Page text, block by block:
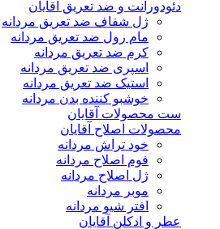
دئودورانت و ضد تعریق آقایان
ژل شفاف ضد تعریق مردانه
مام رول ضد تعریق مردانه
کرم ضد تعریق مردانه
اسپری ضد تعریق مردانه
استیک ضد تعریق مردانه
خوشبو کننده بدن مردانه
ست محصولات آقایان
محصولات اصلاح آقایان
خود تراش مردانه
فوم اصلاح مردانه
ژل اصلاح مردانه
موبر مردانه
افتر شیو مردانه
عطر و ادکلن آقایان